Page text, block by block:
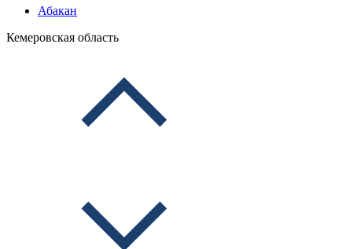
Абакан
Кемеровская область